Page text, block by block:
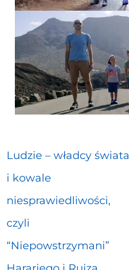
Ludzie – władcy świata
i kowale
niesprawiedliwości,
czyli
“Niepowstrzymani”